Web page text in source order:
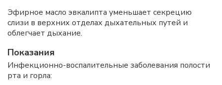
Эфирное масло эвкалипта уменьшает секрецию
слизи в верхних отделах дыхательных путей и
облегчает дыхание.
Показания
Инфекционно-воспалительные заболевания полости
рта и горла: